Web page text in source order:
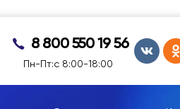
8 800 550 19 56
Пн-Пт:с 8:00-18:00